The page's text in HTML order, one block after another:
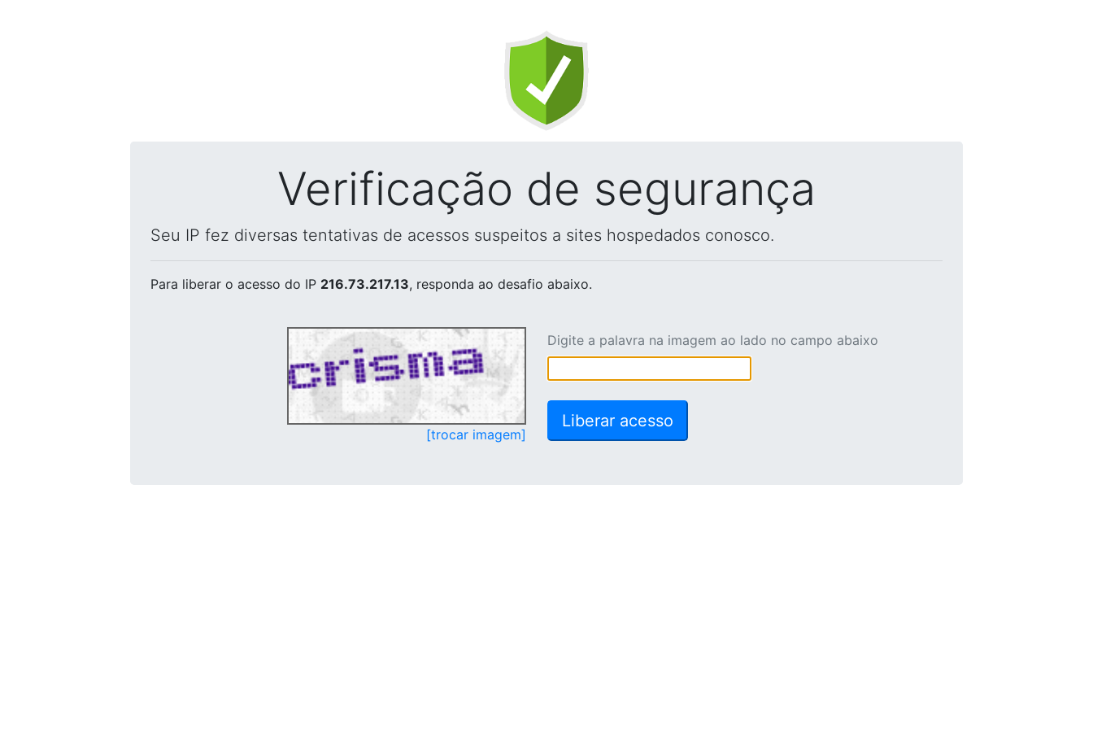
Verificação de segurança
Seu IP fez diversas tentativas de acessos suspeitos a sites hospedados conosco.
Para liberar o acesso do IP 216.73.217.13, responda ao desafio abaixo.
[trocar imagem]
Digite a palavra na imagem ao lado no campo abaixo